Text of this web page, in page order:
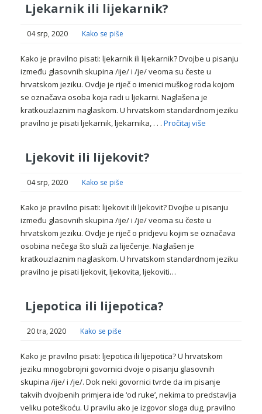
Ljekarnik ili lijekarnik?
04 srp, 2020 Kako se piše
Kako je pravilno pisati: ljekarnik ili lijekarnik? Dvojbe u pisanju
između glasovnih skupina /ije/ i /je/ veoma su česte u
hrvatskom jeziku. Ovdje je riječ o imenici muškog roda kojom
se označava osoba koja radi u ljekarni. Naglašena je
kratkouzlaznim naglaskom. U hrvatskom standardnom jeziku
pravilno je pisati ljekarnik, ljekarnika, . . . Pročitaj više
Ljekovit ili lijekovit?
04 srp, 2020 Kako se piše
Kako je pravilno pisati: lijekovit ili ljekovit? Dvojbe u pisanju
između glasovnih skupina /ije/ i /je/ veoma su česte u
hrvatskom jeziku. Ovdje je riječ o pridjevu kojim se označava
osobina nečega što služi za liječenje. Naglašen je
kratkouzlaznim naglaskom. U hrvatskom standardnom jeziku
pravilno je pisati ljekovit, ljekovita, ljekoviti…
Ljepotica ili lijepotica?
20 tra, 2020 Kako se piše
Kako je pravilno pisati: ljepotica ili lijepotica? U hrvatskom
jeziku mnogobrojni govornici dvoje o pisanju glasovnih
skupina /ije/ i /je/. Dok neki govornici tvrde da im pisanje
takvih dvojbenih primjera ide ‘od ruke’, nekima to predstavlja
veliku poteškoću. U pravilu ako je izgovor sloga dug, pravilno